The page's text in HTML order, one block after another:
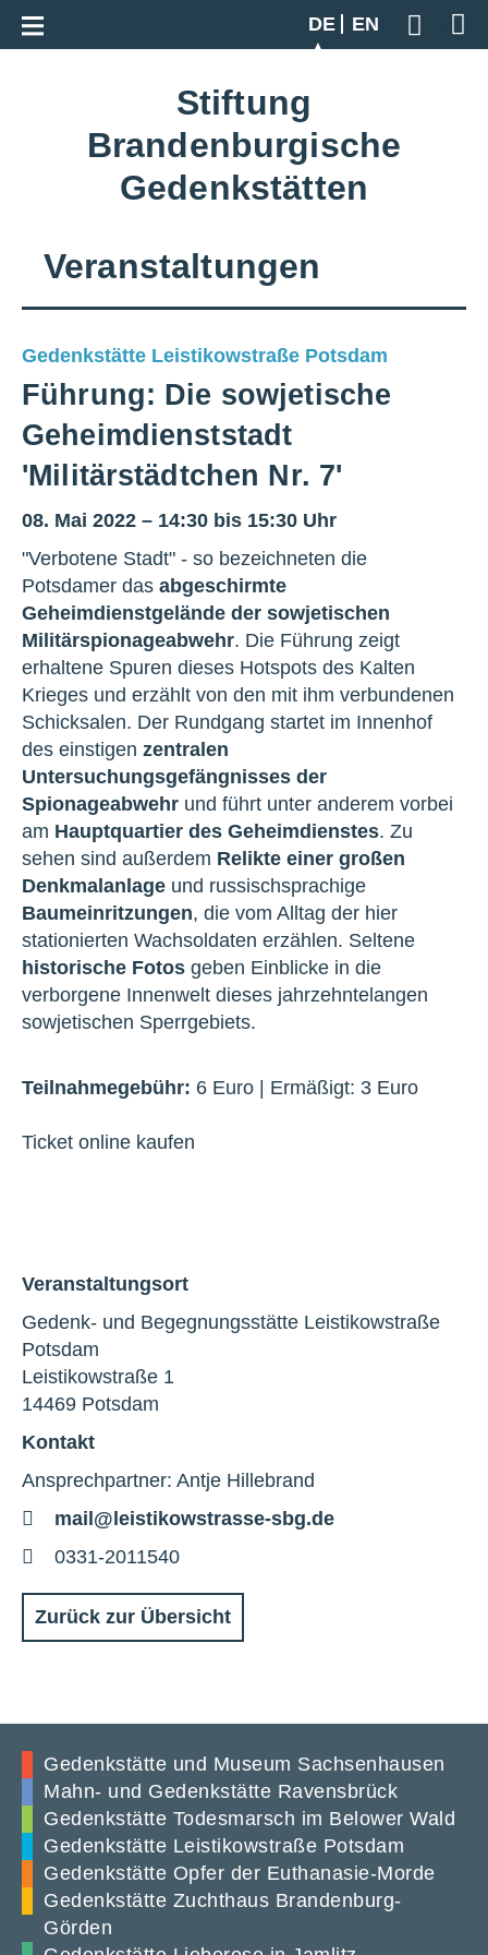
DE
EN
Geben
Zur Gesamtübersicht
Stiftung
Brandenburgische
Gedenkstätten
Veranstaltungen
Gedenkstätte Leistikowstraße Potsdam
Führung: Die sowjetische
Geheimdienststadt
'Militärstädtchen Nr. 7'
08. Mai 2022 – 14:30 bis 15:30 Uhr
"Verbotene Stadt" - so bezeichneten die
Potsdamer das abgeschirmte
Geheimdienstgelände der sowjetischen
Militärspionageabwehr. Die Führung zeigt
erhaltene Spuren dieses Hotspots des Kalten
Krieges und erzählt von den mit ihm verbundenen
Schicksalen. Der Rundgang startet im Innenhof
des einstigen zentralen
Untersuchungsgefängnisses der
Spionageabwehr und führt unter anderem vorbei
am Hauptquartier des Geheimdienstes. Zu
sehen sind außerdem Relikte einer großen
Denkmalanlage und russischsprachige
Baumeinritzungen, die vom Alltag der hier
stationierten Wachsoldaten erzählen. Seltene
historische Fotos geben Einblicke in die
verborgene Innenwelt dieses jahrzehntelangen
sowjetischen Sperrgebiets.
Teilnahmegebühr: 6 Euro | Ermäßigt: 3 Euro
Ticket online kaufen
Veranstaltungsort
Gedenk- und Begegnungsstätte Leistikowstraße
Potsdam
Leistikowstraße 1
14469 Potsdam
Kontakt
Ansprechpartner: Antje Hillebrand
E-
Mail
mail@leistikowstrasse-sbg.de
Telefon
0331-2011540
Zurück zur Übersicht
Gedenkstätte und Museum Sachsenhausen
Mahn- und Gedenkstätte Ravensbrück
Gedenkstätte Todesmarsch im Belower Wald
Gedenkstätte Leistikowstraße Potsdam
Gedenkstätte Opfer der Euthanasie-Morde
Gedenkstätte Zuchthaus Brandenburg-
Görden